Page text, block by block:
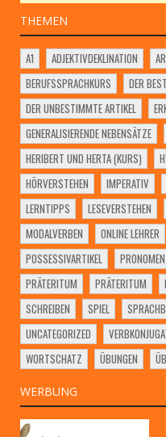
THEMEN
A1 ADJEKTIVDEKLINATION
BERUFSSPRACHKURS
DER
DER UNBESTIMMTE ARTIKEL
GENERALISIERENDE NEBENSÄTZE
HERIBERT UND HERTA (KURS)
HÖRVERSTEHEN
IMPERATIV
LERNTIPPS
LESEVERSTEHEN
MODALVERBEN
ONLINE LEHRER
POSSESSIVARTIKEL
PRONOMEN
PRÄTERITUM
PRÄTERITUM
SCHREIBEN
SPIEL
UNCATEGORIZED
WORTSCHATZ
ÜBUNGEN
WERBUNG